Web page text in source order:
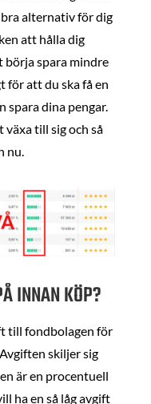
alternativ för dig
att hålla dig
börja spara mindre
för att du ska få en
spara dina pengar.
till sig och så
nu.
INNAN KÖP?
till fondbolagen för
skiljer sig
är en procentuell
ha en så låg avgift